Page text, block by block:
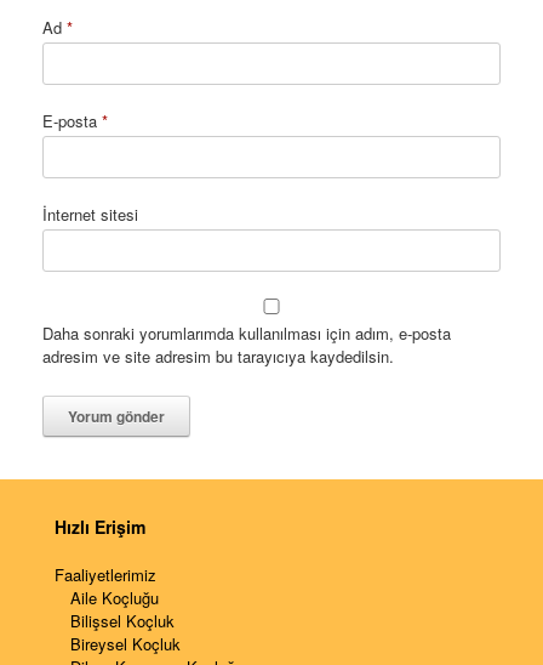
Ad *
E-posta *
İnternet sitesi
Daha sonraki yorumlarımda kullanılması için adım, e-posta
adresim ve site adresim bu tarayıcıya kaydedilsin.
Hızlı Erişim
Faaliyetlerimiz
Aile Koçluğu
Bilişsel Koçluk
Bireysel Koçluk